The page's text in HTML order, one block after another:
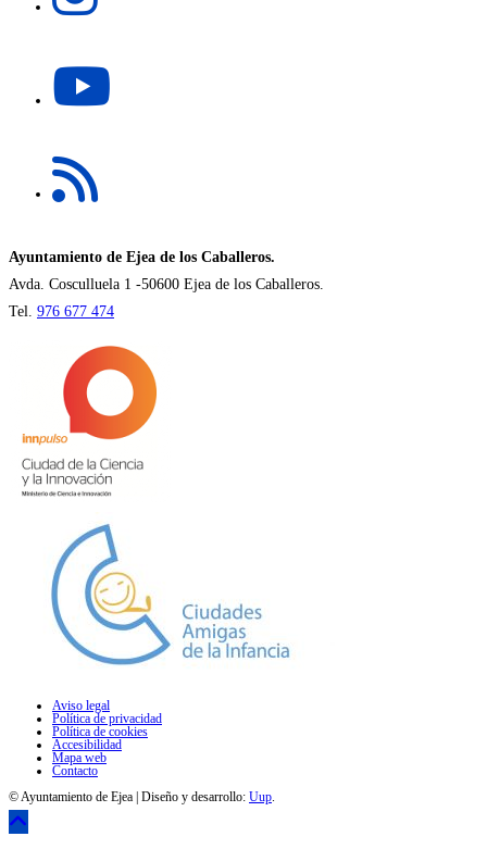
nueva
pestaña
en
nueva
pestaña
Ayuntamiento de Ejea de los Caballeros.
Avda. Cosculluela 1 -50600 Ejea de los Caballeros.
Tel. 976 677 474
Aviso legal
Política de privacidad
Política de cookies
Accesibilidad
Mapa web
Contacto
© Ayuntamiento de Ejea | Diseño y desarrollo: Uup.